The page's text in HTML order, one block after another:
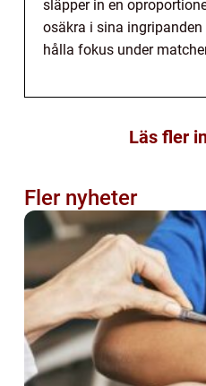
släpper in en
osäkra i sina
hålla fokus under
Läs fler
Fler nyheter